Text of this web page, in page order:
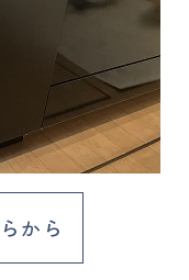
から